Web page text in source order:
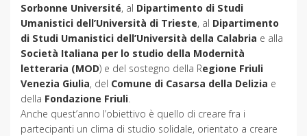
Sorbonne Université, al Dipartimento di Studi
Umanistici dell’Università di Trieste, al Dipartimento
di Studi Umanistici dell’Università della Calabria e alla
Società Italiana per lo studio della Modernità
letteraria (MOD) e del sostegno della Regione Friuli
Venezia Giulia, del Comune di Casarsa della Delizia e
della Fondazione Friuli
Anche quest’anno l’obiettivo è quello di creare fra i
partecipanti un clima di studio solidale, orientato a creare